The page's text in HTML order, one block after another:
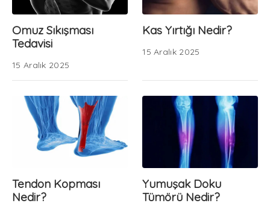
Omuz Sıkışması
Tedavisi
15 Aralık 2025
Kas Yırtığı Nedir?
15 Aralık 2025
Tendon Kopması
Nedir?
Yumuşak Doku
Tümörü Nedir?